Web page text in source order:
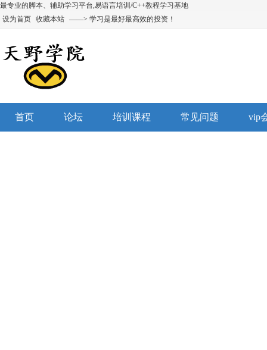
最专业的脚本、辅助学习平台,易语言培训/C++教程学习基地
设为首页 收藏本站 ——> 学习是最好最高效的投资！
首页 论坛 培训课程 常见问题 vip